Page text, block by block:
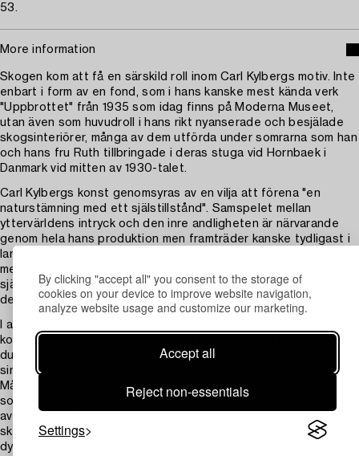
By clicking "accept all" you consent to the storage of
cookies on your device to improve website navigation,
analyze website usage and customize our marketing.
Accept all
Reject non-essentials
Settings
53.
More information
Skogen kom att få en särskild roll inom Carl Kylbergs motiv. Inte
enbart i form av en fond, som i hans kanske mest kända verk
"Uppbrottet" från 1935 som idag finns på Moderna Museet,
utan även som huvudroll i hans rikt nyanserade och besjälade
skogsinteriörer, många av dem utförda under somrarna som han
och hans fru Ruth tillbringade i deras stuga vid Hornbaek i
Danmark vid mitten av 1930-talet.
Carl Kylbergs konst genomsyras av en vilja att förena "en
naturstämning med ett själstillstånd". Samspelet mellan
yttervärldens intryck och den inre andligheten är närvarande
genom hela hans produktion men framträder kanske tydligast i
landskapen. Han beskrev själv betydelsen av naturen i sin konst
med följande ord: "Naturen är det primära som symbol. Naturen
själv är på sätt och vis en formgivning av alla våra realiteter och
dem måste vi upptäcka".
I auktionens målning låter Kylberg skogen uppta hela
kompositionen. Med sin mästerliga färghantering fyller han
duken med de färger han så ofta vände sig till för att förmedla
sina inre känslor och visioner: rött, blått, gult och grönt.
Målningen är ett ypperligt exempel på Kylbergs kraftfulla måleri
som ofta gränsade till det abstrakta. Han var aldrig intresserad
av att enbart ”måla av” eller återge verkligheten, i sin dagbok
skrev han om sitt förhållningssätt till måleriet: "Jag kan inte öda
dyrbar tid på att överbevisa människor om det de redan vet.